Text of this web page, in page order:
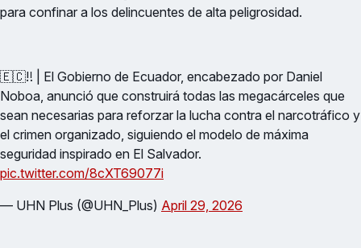
para confinar a los delincuentes de alta peligrosidad.
🇪🇨‼️ | El Gobierno de Ecuador, encabezado por Daniel
Noboa, anunció que construirá todas las megacárceles que
sean necesarias para reforzar la lucha contra el narcotráfico y
el crimen organizado, siguiendo el modelo de máxima
seguridad inspirado en El Salvador.
pic.twitter.com/8cXT69077i
— UHN Plus (@UHN_Plus) April 29, 2026